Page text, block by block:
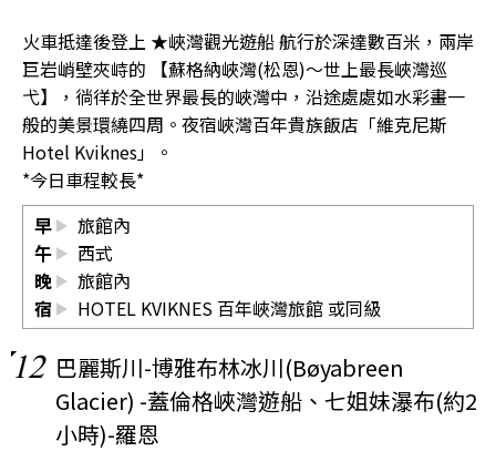
火車抵達後登上 ★峽灣觀光遊船 航行於深達數百米，兩岸
巨岩峭壁夾峙的 【蘇格納峽灣(松恩)～世上最長峽灣巡
弋】，徜徉於全世界最長的峽灣中，沿途處處如水彩畫一
般的美景環繞四周。夜宿峽灣百年貴族飯店「維克尼斯
Hotel Kviknes」。
*今日車程較長*
早
旅館內
午
西式
晚
旅館內
宿
HOTEL KVIKNES 百年峽灣旅館 或同級
12 巴麗斯川-博雅布林冰川(Bøyabreen
Glacier) -蓋倫格峽灣遊船、七姐妹瀑布(約2
小時)-羅恩